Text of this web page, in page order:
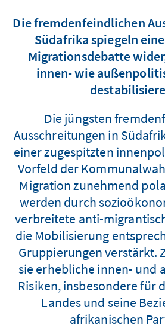
Die fremdenfeindlichen
Südafrika spiegeln
Migrationsdebatte
innen- wie
Die jüngsten
Ausschreitungen in
einer zugespitzten
Vorfeld der
Migration zunehmend
werden durch
verbreitete anti-
die Mobilisierung
Gruppierungen verstärkt.
sie erhebliche innen- und
Risiken, insbesondere für
Landes und seine
afrikanischen